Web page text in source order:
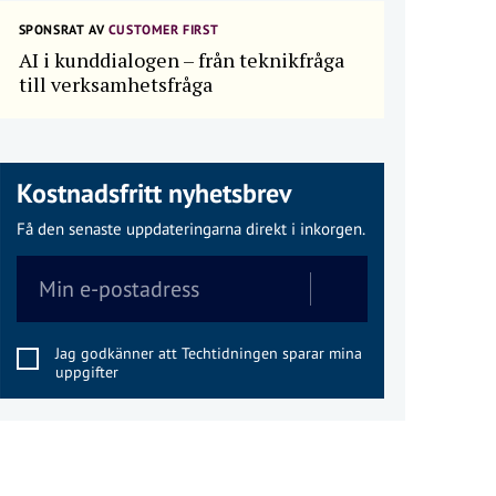
SPONSRAT AVCUSTOMER FIRST
AI i kunddialogen – från teknikfråga
till verksamhetsfråga
Kostnadsfritt nyhetsbrev
Få den senaste uppdateringarna direkt i inkorgen.
Jag godkänner att Techtidningen sparar mina
uppgifter